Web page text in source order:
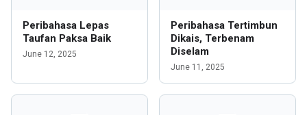
Peribahasa Lepas
Taufan Paksa Baik
June 12, 2025
Peribahasa Tertimbun
Dikais, Terbenam
Diselam
June 11, 2025